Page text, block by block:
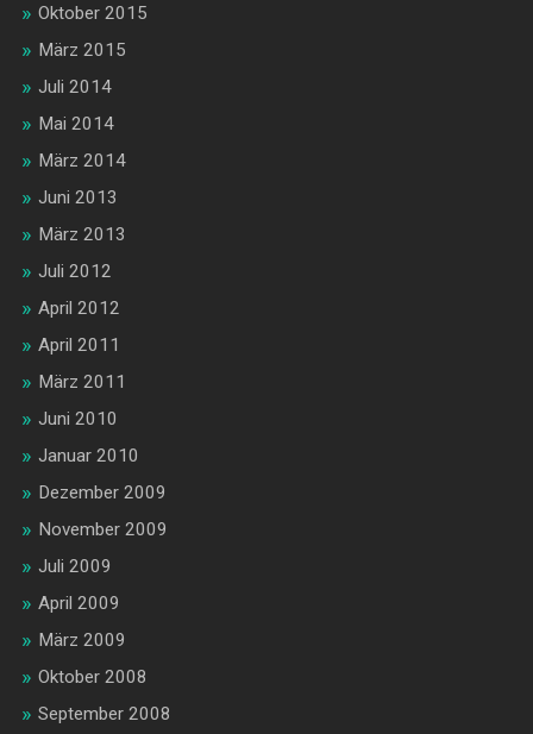
Oktober 2015
März 2015
Juli 2014
Mai 2014
März 2014
Juni 2013
März 2013
Juli 2012
April 2012
April 2011
März 2011
Juni 2010
Januar 2010
Dezember 2009
November 2009
Juli 2009
April 2009
März 2009
Oktober 2008
September 2008